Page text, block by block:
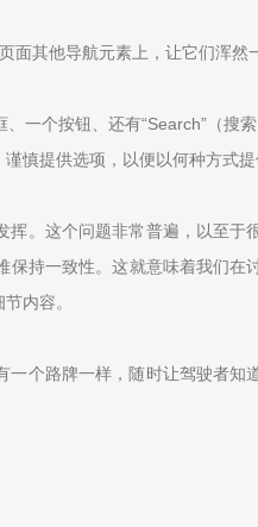
面其他导航元素上，让它们浑然
个按钮、还有“Search”（搜
慎提供选项，以便以何种方式
。这个问题非常普遍，以至
持一致性。这就意味着我们
内容。
个路牌一样，随时让驾驶者